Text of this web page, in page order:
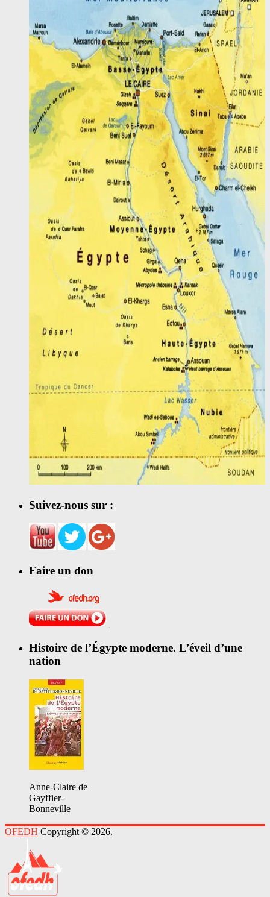
Suivez-nous sur :
Faire un don
Histoire de l’Égypte moderne. L’éveil d’une
nation
Anne-Claire de
Gayffier-
Bonneville
OFEDH Copyright © 2026.